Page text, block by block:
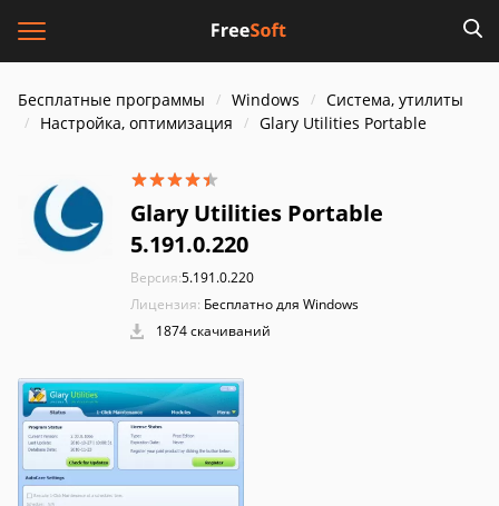
Бесплатные программы Windows
Система, утилиты
Настройка, оптимизация
Glary Utilities Portable
Glary Utilities Portable
5.191.0.220
Версия:5.191.0.220
Лицензия: Бесплатно для Windows
1874 скачиваний